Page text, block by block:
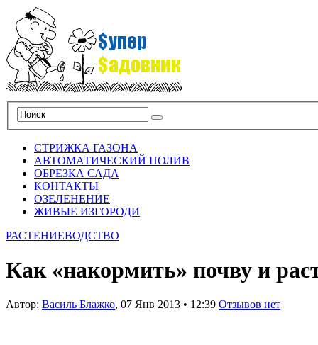
СТРИЖКА ГАЗОНА
АВТОМАТИЧЕСКИЙ ПОЛИВ
ОБРЕЗКА САДА
КОНТАКТЫ
ОЗЕЛЕНЕНИЕ
ЖИВЫЕ ИЗГОРОДИ
РАСТЕНИЕВОДСТВО
Как «накормить» почву и
Автор: Василь Блажко, 07 Янв 2013 • 12:39 Отзывов нет